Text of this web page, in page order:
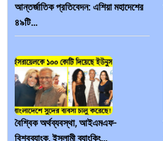
আন্তর্জাতিক প্রতিবেদন: এশিয়া মহাদেশের
৪৯টি…
বৈশ্বিক অর্থব্যবস্থা, আইএমএফ-
বিশ্বব্যাংক, ইসলামী ব্যাংকিং…